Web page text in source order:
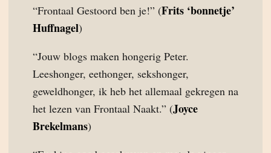
“Frontaal Gestoord ben je!” (Frits ‘bonnetje’
Huffnagel)
“Jouw blogs maken hongerig Peter.
Leeshonger, eethonger, sekshonger,
geweldhonger, ik heb het allemaal gekregen na
het lezen van Frontaal Naakt.” (Joyce
Brekelmans)